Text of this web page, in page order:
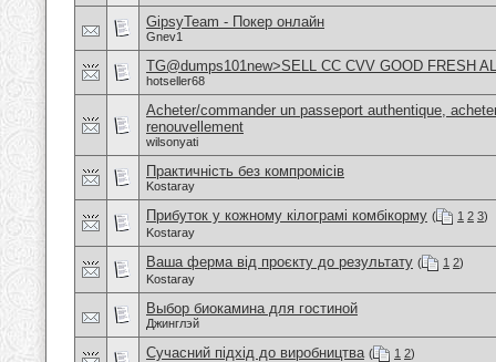
GipsyTeam - Покер онлайн
Gnev1
TG@dumps101new>SELL CC CVV GOOD FRESH
hotseller68
Acheter/commander un passeport authentique,
renouvellement
wilsonyati
Практичність без компромісів
Kostaray
Прибуток у кожному кілограмі комбікорму ( 1 2 3)
Kostaray
Ваша ферма від проєкту до результату ( 1 2)
Kostaray
Выбор биокамина для гостиной
Джинглэй
Сучасний підхід до виробництва ( 1 2)